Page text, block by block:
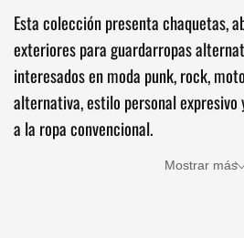
Esta colección presenta chaquetas,
exteriores para guardarropas
interesados en moda punk, rock,
alternativa, estilo personal
a la ropa convencional.
Mostrar más